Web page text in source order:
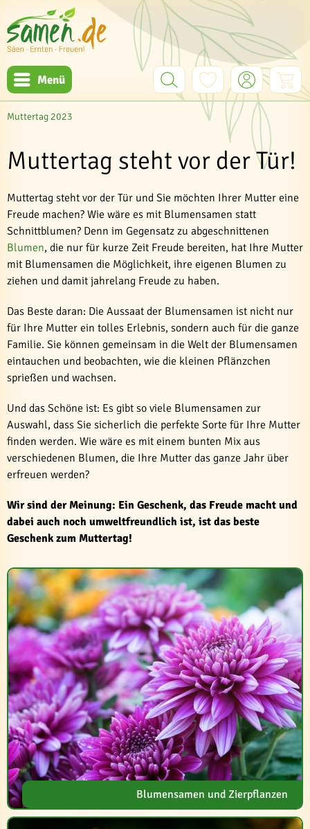
Menü
Muttertag 2023
Muttertag steht vor der Tür!
Muttertag steht vor der Tür und Sie möchten Ihrer Mutter eine
Freude machen? Wie wäre es mit Blumensamen statt
Schnittblumen? Denn im Gegensatz zu abgeschnittenen
Blumen, die nur für kurze Zeit Freude bereiten, hat Ihre Mutter
mit Blumensamen die Möglichkeit, ihre eigenen Blumen zu
ziehen und damit jahrelang Freude zu haben.
Das Beste daran: Die Aussaat der Blumensamen ist nicht nur
für Ihre Mutter ein tolles Erlebnis, sondern auch für die ganze
Familie. Sie können gemeinsam in die Welt der Blumensamen
eintauchen und beobachten, wie die kleinen Pflänzchen
sprießen und wachsen.
Und das Schöne ist: Es gibt so viele Blumensamen zur
Auswahl, dass Sie sicherlich die perfekte Sorte für Ihre Mutter
finden werden. Wie wäre es mit einem bunten Mix aus
verschiedenen Blumen, die Ihre Mutter das ganze Jahr über
erfreuen werden?
Wir sind der Meinung: Ein Geschenk, das Freude macht und
dabei auch noch umweltfreundlich ist, ist das beste
Geschenk zum Muttertag!
Blumensamen und Zierpflanzen